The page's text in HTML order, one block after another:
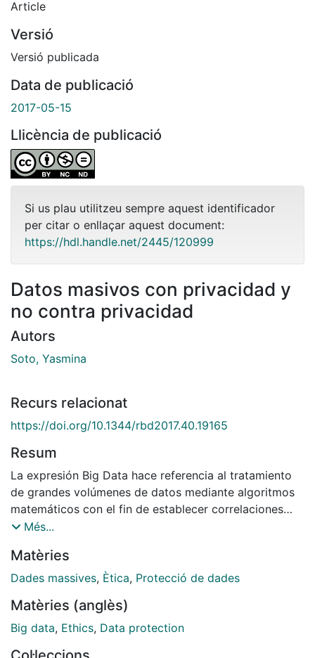
Article
Versió
Versió publicada
Data de publicació
2017-05-15
Llicència de publicació
Si us plau utilitzeu sempre aquest identificador
per citar o enllaçar aquest document:
https://hdl.handle.net/2445/120999
Datos masivos con privacidad y
no contra privacidad
Autors
Soto, Yasmina
Recurs relacionat
https://doi.org/10.1344/rbd2017.40.19165
Resum
La expresión Big Data hace referencia al tratamiento
de grandes volúmenes de datos mediante algoritmos
matemáticos con el fin de establecer correlaciones
entre ellos, predecir tendencias y tomar decisiones.
datos para fines concretos, por ejemplo: en las redes
sociales a cambio de comunicación, en los comercios
aplicaciones de salud para conseguir una relación
médico-paciente más directa. El usuario desconoce
Més...
Matèries
Dades massives, Ètica, Protecció de dades
Matèries (anglès)
Big data, Ethics, Data protection